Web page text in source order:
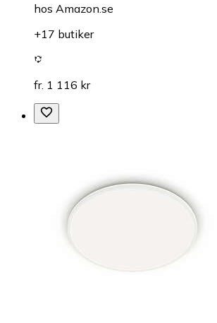
hos Amazon.se
+17 butiker
fr. 1 116 kr